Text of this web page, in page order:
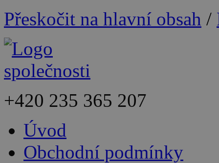
Přeskočit na hlavní obsah /
+420 235 365 207
Úvod
Obchodní podmínky